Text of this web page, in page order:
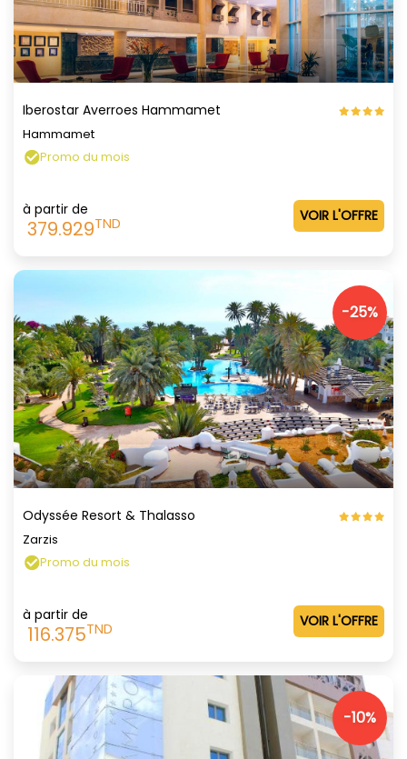
Iberostar Averroes Hammamet
Hammamet
Promo du mois
à partir de
379.929TND VOIR L'OFFRE
-25%
Odyssée Resort & Thalasso
Zarzis
Promo du mois
à partir de
116.375TND VOIR L'OFFRE
-10%